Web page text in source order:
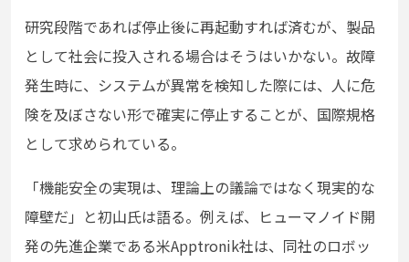
研究段階であれば停止後に再起動すれば済むが、製品
として社会に投入される場合はそうはいかない。故障
発生時に、システムが異常を検知した際には、人に危
険を及ぼさない形で確実に停止することが、国際規格
として求められている。
「機能安全の実現は、理論上の議論ではなく現実的な
障壁だ」と初山氏は語る。例えば、ヒューマノイド開
発の先進企業である米Apptronik社は、同社のロボッ